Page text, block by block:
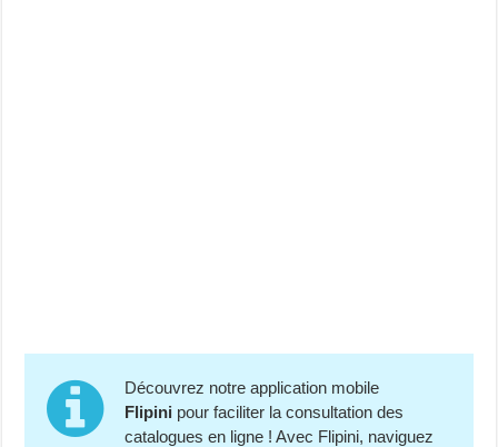
Découvrez notre application mobile
Flipini pour faciliter la consultation des
catalogues en ligne ! Avec Flipini, naviguez